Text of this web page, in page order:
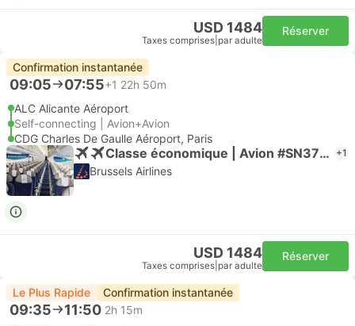
USD 1484
Taxes comprises par adulte
Réserver
Confirmation instantanée
09:05 07:55+1 22h 50m
ALC Alicante Aéroport
Self-connecting | Avion+Avion
CDG Charles De Gaulle Aéroport, Paris
Classe économique | Avion #SN3772 +1
Brussels Airlines
USD 1484
Taxes comprises par adulte
Réserver
Le Plus Rapide Confirmation instantanée
09:35 11:50 2h 15m